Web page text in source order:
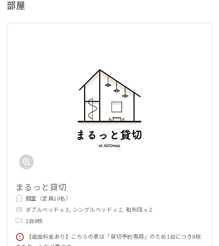
部屋
まるっと貸切
個室（定員10名）
ダブルベッド x 3, シングルベッド x 2, 和布団 x 2
1泊8枚
【追加料金あり】こちらの家は「貸切予約専用」のため1泊につき8枚